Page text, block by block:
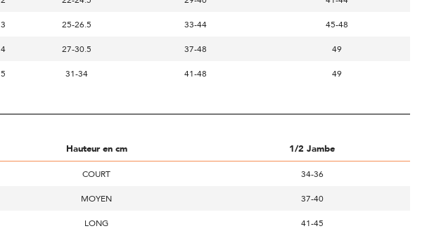
3
25-26.5 33-44
45-48
4
27-30.5 37-48
49
5
31-34 41-48 49
Hauteur en cm 1/2 Jambe
COURT
34-36
MOYEN
37-40
LONG
41-45